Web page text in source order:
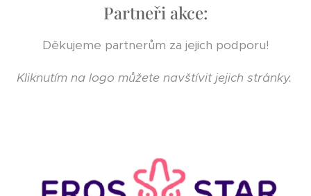
Partneři akce:
Děkujeme partnerům za jejich podporu!
Kliknutím na logo můžete navštívit jejich stránky.